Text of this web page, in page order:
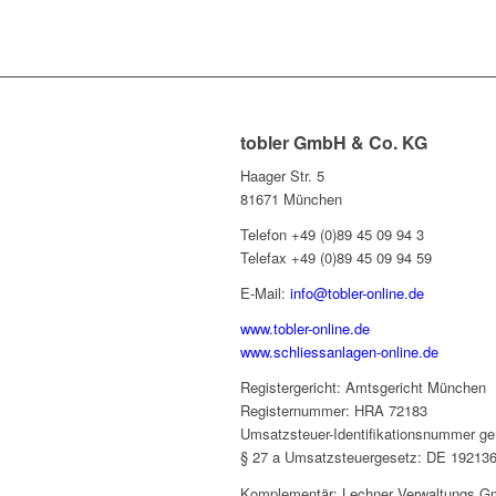
tobler GmbH & Co. KG
Haager Str. 5
81671 München
Telefon +49 (0)89 45 09 94 3
Telefax +49 (0)89 45 09 94 59
E-Mail: info@tobler-online.de
www.tobler-online.de
www.schliessanlagen-online.de
Registergericht: Amtsgericht München
Registernummer: HRA 72183
Umsatzsteuer-Identifikationsnummer
§ 27 a Umsatzsteuergesetz: DE